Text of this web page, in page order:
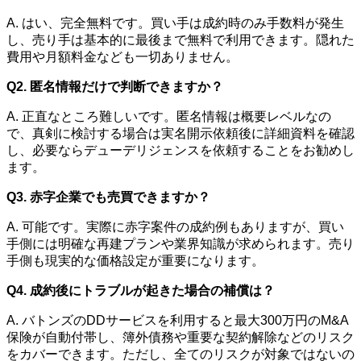
A. はい、完全無料です。買い手は成約時のみ手数料が発生
し、売り手は基本的に最後まで無料で利用できます。隠れた
費用や月額料金なども一切ありません。
Q2. 匿名情報だけで判断できますか？
A. 正直なところ難しいです。匿名情報は概要レベルなの
で、真剣に検討する場合は実名開示依頼後に詳細資料を確認
し、必要ならデューデリジェンスを依頼することをお勧めし
ます。
Q3. 赤字企業でも売買できますか？
A. 可能です。実際に赤字案件の成約例もありますが、買い
手側には明確な再建プランや業界知識が求められます。売り
手側も現実的な価格設定が重要になります。
Q4. 成約後にトラブルが起きた場合の補償は？
A. バトンズのDDサービスを利用すると最大300万円のM&A
保険が自動付帯し、簿外債務や重要な契約解除などのリスク
をカバーできます。ただし、全てのリスクが対象ではないの